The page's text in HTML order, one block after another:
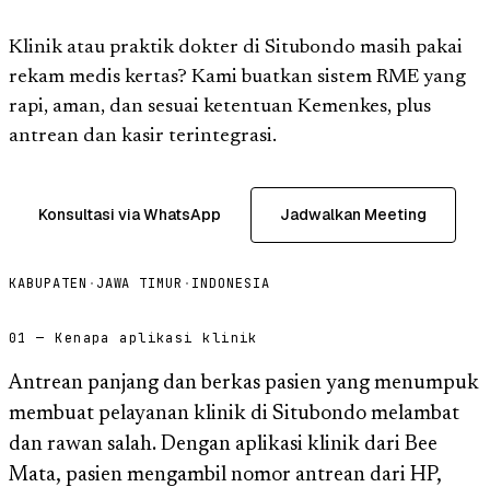
Klinik atau praktik dokter di Situbondo masih pakai
rekam medis kertas? Kami buatkan sistem RME yang
rapi, aman, dan sesuai ketentuan Kemenkes, plus
antrean dan kasir terintegrasi.
Konsultasi via WhatsApp Jadwalkan Meeting
KABUPATEN · JAWA TIMUR · INDONESIA
01 — Kenapa aplikasi klinik
Antrean panjang dan berkas pasien yang menumpuk
membuat pelayanan klinik di Situbondo melambat
dan rawan salah. Dengan aplikasi klinik dari Bee
Mata, pasien mengambil nomor antrean dari HP,